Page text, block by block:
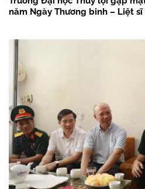
năm Ngày Thương binh – Liệt sĩ